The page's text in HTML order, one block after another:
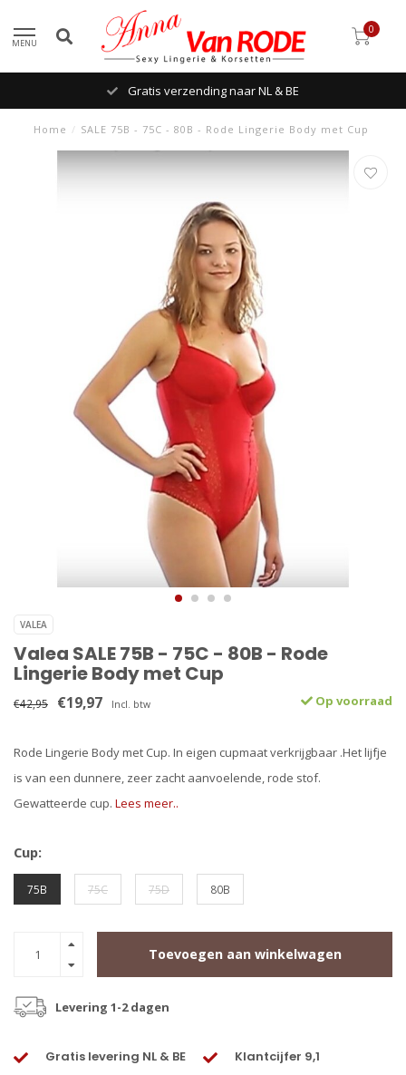
MENU
0
Gratis verzending naar NL & BE
Home / SALE 75B - 75C - 80B - Rode Lingerie Body met Cup
VALEA
Valea SALE 75B - 75C - 80B - Rode
Lingerie Body met Cup
€42,95 €19,97 Incl. btw Op voorraad
Rode Lingerie Body met Cup. In eigen cupmaat verkrijgbaar .Het lijfje
is van een dunnere, zeer zacht aanvoelende, rode stof.
Gewatteerde cup. Lees meer..
Cup:
75B 75C 75D 80B
Toevoegen aan winkelwagen
Levering 1-2 dagen
Gratis levering NL & BE Klantcijfer 9,1